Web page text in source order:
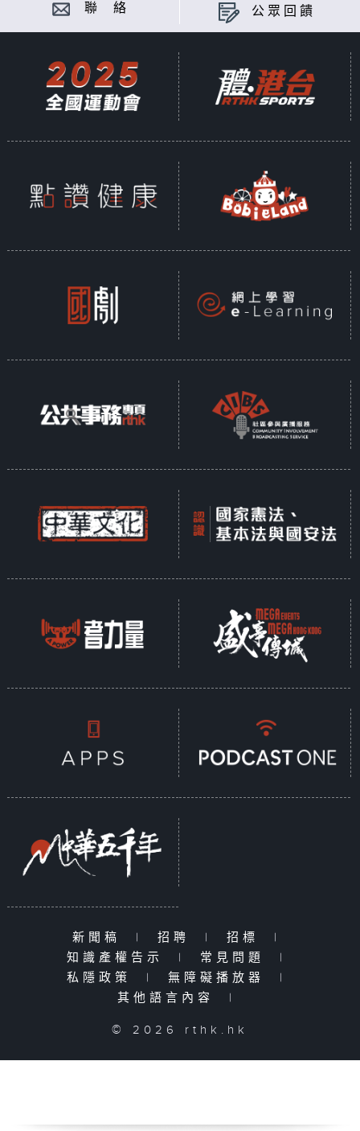
聯 絡 公眾回饋
新聞稿 | 招聘 | 招標
|
知識產權告示
| 常見問題
|
私隱政策
| 無障礙播放器
|
其他語言內容
|
© 2026 rthk.hk